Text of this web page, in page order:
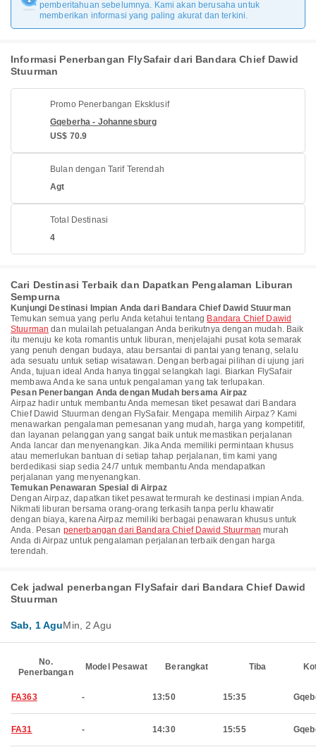
pemberitahuan sebelumnya. Kami akan berusaha untuk
memberikan informasi yang paling akurat dan terkini.
Informasi Penerbangan FlySafair dari Bandara Chief Dawid
Stuurman
Promo Penerbangan Eksklusif
Gqeberha - Johannesburg
US$ 70.9
Bulan dengan Tarif Terendah
Agt
Total Destinasi
4
Cari Destinasi Terbaik dan Dapatkan Pengalaman Liburan
Sempurna
Kunjungi Destinasi Impian Anda dari Bandara Chief Dawid Stuurman
Temukan semua yang perlu Anda ketahui tentang Bandara Chief Dawid
Stuurman dan mulailah petualangan Anda berikutnya dengan mudah. Baik
itu menuju ke kota romantis untuk liburan, menjelajahi pusat kota semarak
yang penuh dengan budaya, atau bersantai di pantai yang tenang, selalu
ada sesuatu untuk setiap wisatawan. Dengan berbagai pilihan di ujung jari
Anda, tujuan ideal Anda hanya tinggal selangkah lagi. Biarkan FlySafair
membawa Anda ke sana untuk pengalaman yang tak terlupakan.
Pesan Penerbangan Anda dengan Mudah bersama Airpaz
Airpaz hadir untuk membantu Anda memesan tiket pesawat dari Bandara
Chief Dawid Stuurman dengan FlySafair. Mengapa memilih Airpaz? Kami
menawarkan pengalaman pemesanan yang mudah, harga yang kompetitif,
dan layanan pelanggan yang sangat baik untuk memastikan perjalanan
Anda lancar dan menyenangkan. Jika Anda memiliki permintaan khusus
atau memerlukan bantuan di setiap tahap perjalanan, tim kami yang
berdedikasi siap sedia 24/7 untuk membantu Anda mendapatkan
perjalanan yang menyenangkan.
Temukan Penawaran Spesial di Airpaz
Dengan Airpaz, dapatkan tiket pesawat termurah ke destinasi impian Anda.
Nikmati liburan bersama orang-orang terkasih tanpa perlu khawatir
dengan biaya, karena Airpaz memiliki berbagai penawaran khusus untuk
Anda. Pesan penerbangan dari Bandara Chief Dawid Stuurman murah
Anda di Airpaz untuk pengalaman perjalanan terbaik dengan harga
terendah.
Cek jadwal penerbangan FlySafair dari Bandara Chief Dawid
Stuurman
Sab, 1 AguMin, 2 Agu
No.
Penerbangan
Model Pesawat Berangkat Tiba
FA363 - 13:50 15:35
FA31 - 14:30 15:55